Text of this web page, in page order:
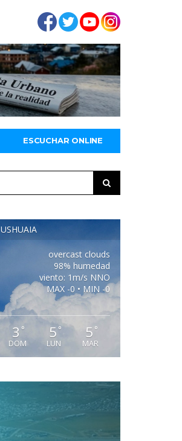
ESCUCHAR ONLINE
USHUAIA
overcast clouds
98% humedad
viento: 1m/s NNO
MAX -0 • MIN -0
3 °
DOM
5 °
LUN
5 °
MAR